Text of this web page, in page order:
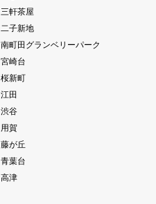
三軒茶屋
二子新地
南町田グランベリーパーク
宮崎台
桜新町
江田
渋谷
用賀
藤が丘
青葉台
高津